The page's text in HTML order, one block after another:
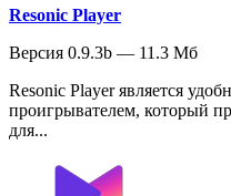
Resonic Player
Версия 0.9.3b — 11.3 Мб
Resonic Player является
проигрывателем, который
для...